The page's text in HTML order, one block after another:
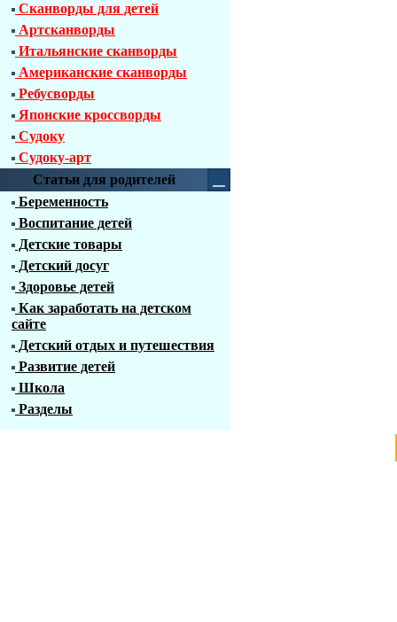
Сканворды для детей
Артсканворды
Итальянские сканворды
Американские сканворды
Ребусворды
Японские кроссворды
Судоку
Судоку-арт
Статьи для родителей
Беременность
Воспитание детей
Детские товары
Детский досуг
Здоровье детей
Как заработать на детском
сайте
Детский отдых и путешествия
Развитие детей
Школа
Разделы